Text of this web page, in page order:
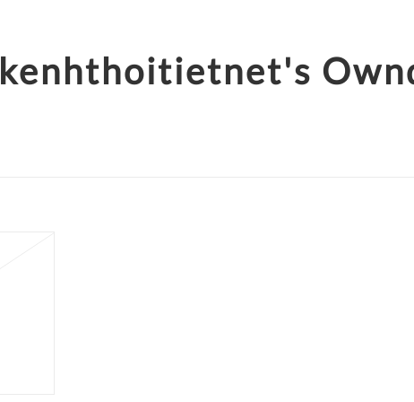
kenhthoitietnet's